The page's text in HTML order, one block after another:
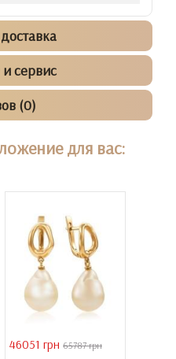
сервис
(0)
для вас:
46051 грн 65787 грн